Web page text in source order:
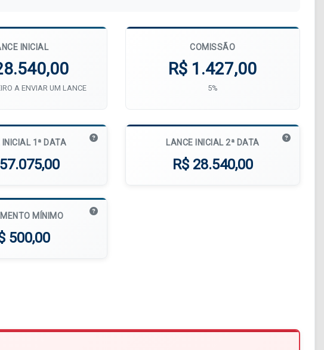
INICIAL
A ENVIAR UM LANCE
COMISSÃO
R$ 1.427,00
5%
INICIAL 1ª DATA LANCE INICIAL 2ª DATA
R$ 28.540,00
MÍNIMO
500,00